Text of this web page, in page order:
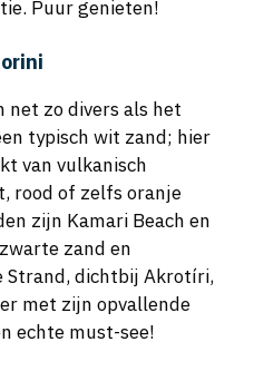
typisch wit zand; hier
van vulkanisch
rood of zelfs oranje
zijn Kamari Beach en
zand en
dichtbij Akrotíri,
met zijn opvallende
echte must-see!